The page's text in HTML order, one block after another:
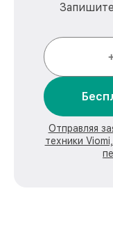
Отправляя
техники